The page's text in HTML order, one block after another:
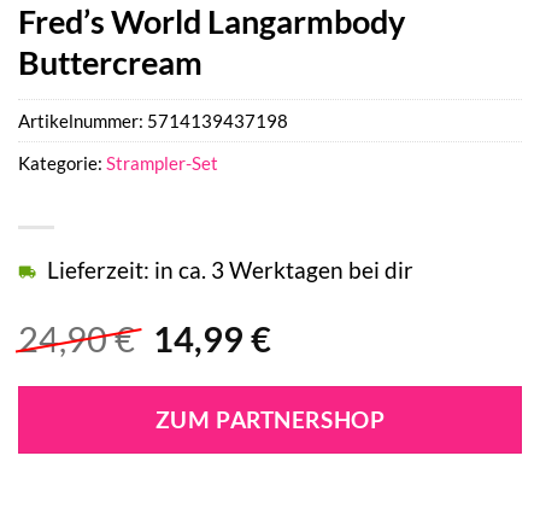
Fred’s World Langarmbody
Buttercream
24,90€ Ursprünglicher
war:
24,90 €
14,99 €Aktueller
ist:
14,99 €.
Lieferzeit: in ca. 3 Werktagen bei dir
ZUM PARTNERSHOP
Artikelnummer: 5714139437198
Kategorie: Strampler-Set